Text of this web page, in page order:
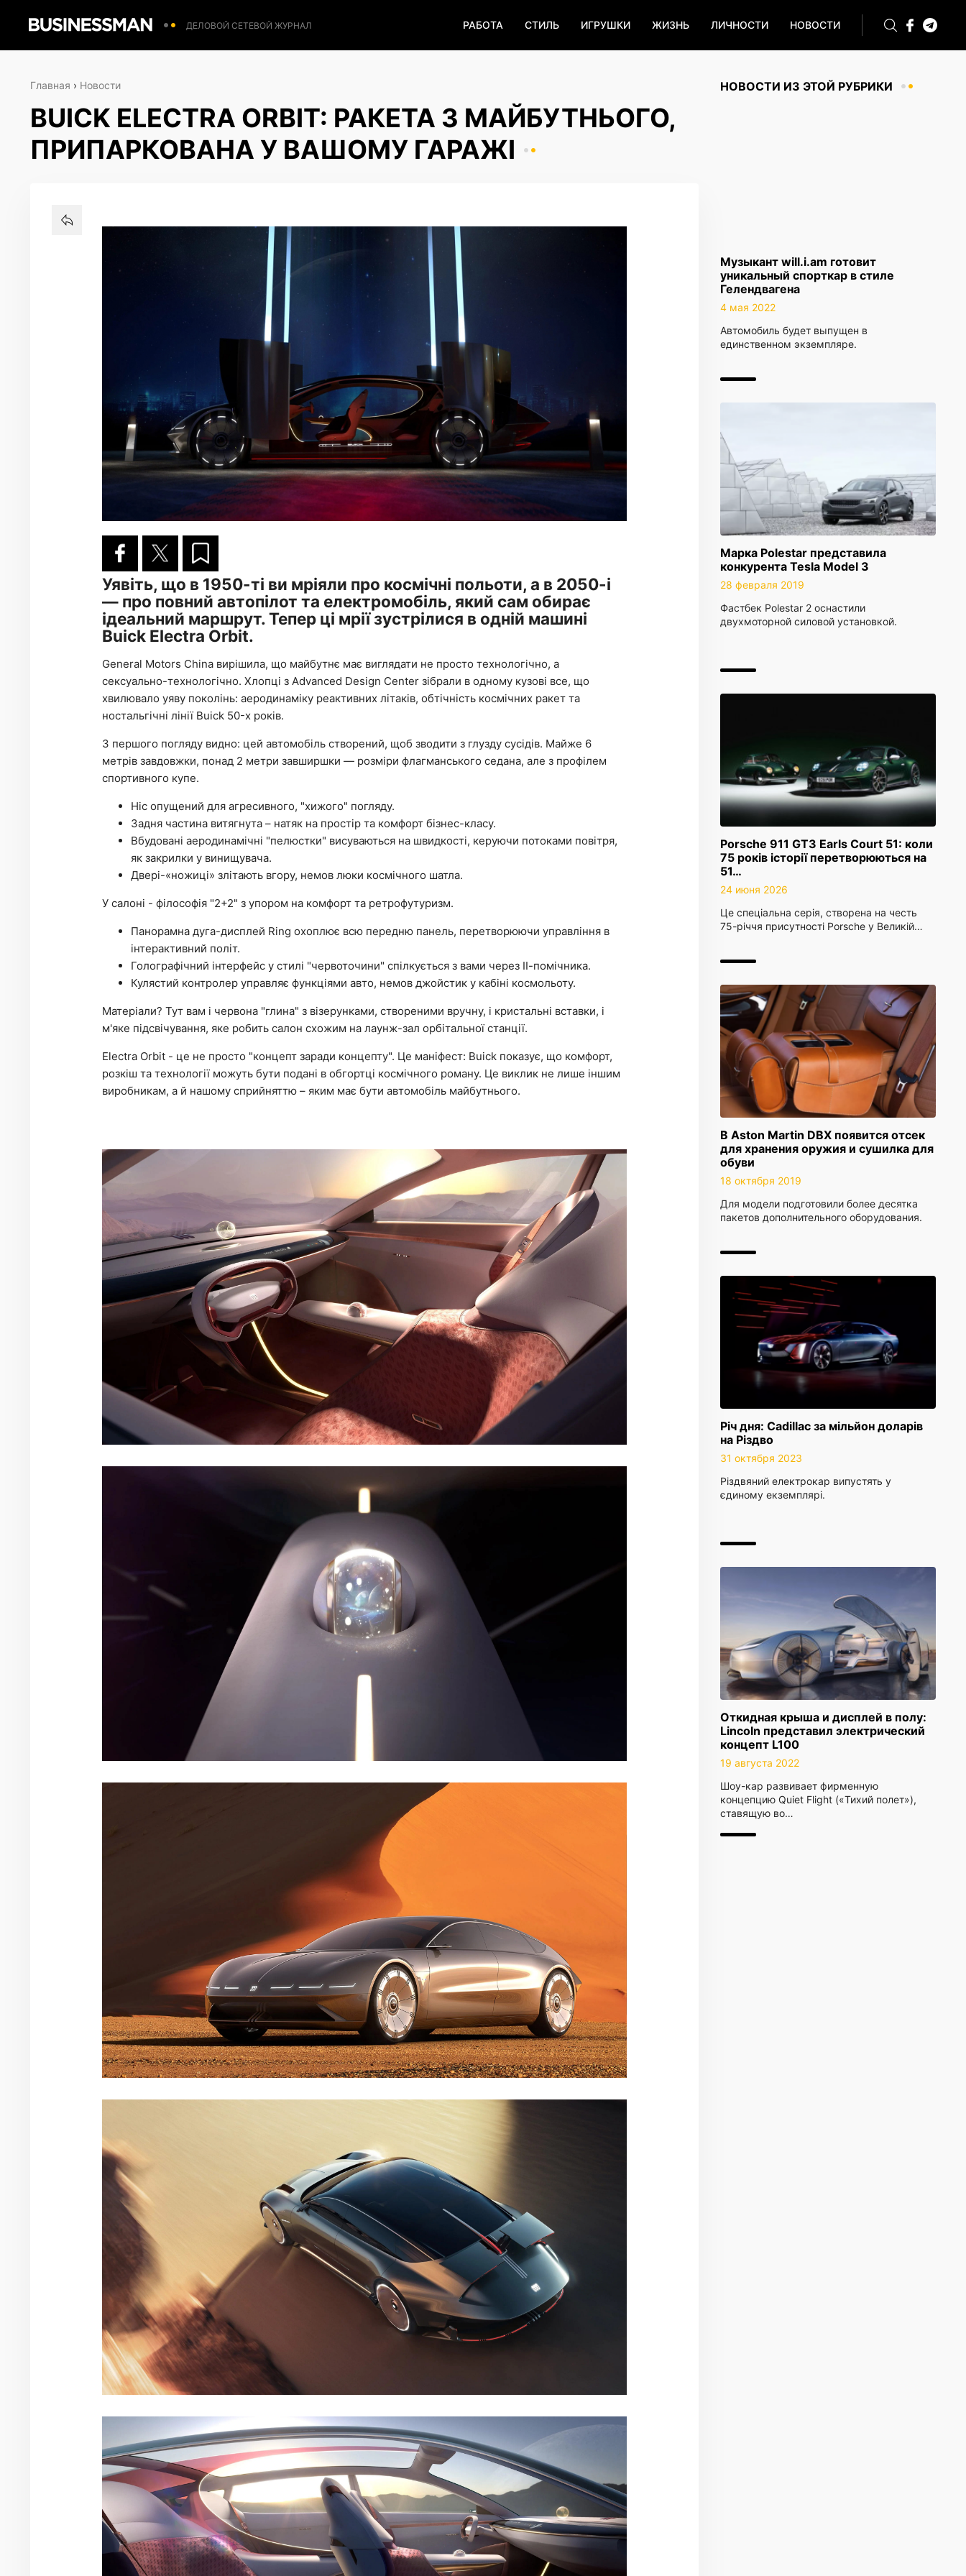
ДЕЛОВОЙ СЕТЕВОЙ ЖУРНАЛ РАБОТА СТИЛЬ ИГРУШКИ ЖИЗНЬ ЛИЧНОСТИ НОВОСТИ
НОВОСТИ ИЗ ЭТОЙ РУБРИКИ
Музыкант will.i.am готовит
уникальный спорткар в стиле
Гелендвагена
4 мая 2022
Автомобиль будет выпущен в
единственном экземпляре.
Марка Polestar представила
конкурента Tesla Model 3
28 февраля 2019
Фастбек Polestar 2 оснастили
двухмоторной силовой установкой.
Porsche 911 GT3 Earls Court 51: коли
75 років історії перетворюються на
51…
24 июня 2026
Це спеціальна серія, створена на честь
75-річчя присутності Porsche у Великій…
В Aston Martin DBX появится отсек
для хранения оружия и сушилка для
обуви
18 октября 2019
Для модели подготовили более десятка
пакетов дополнительного оборудования.
Річ дня: Cadillac за мільйон доларів
на Різдво
31 октября 2023
Різдвяний електрокар випустять у
єдиному екземплярі.
Откидная крыша и дисплей в полу:
Lincoln представил электрический
концепт L100
19 августа 2022
Шоу-кар развивает фирменную
концепцию Quiet Flight («Тихий полет»),
ставящую во…
Главная › Новости
BUICK ELECTRA ORBIT: РАКЕТА З МАЙБУТНЬОГО,
ПРИПАРКОВАНА У ВАШОМУ ГАРАЖІ
Уявіть, що в 1950-ті ви мріяли про космічні польоти, а в 2050-і
— про повний автопілот та електромобіль, який сам обирає
ідеальний маршрут. Тепер ці мрії зустрілися в одній машині
Buick Electra Orbit.
General Motors China вирішила, що майбутнє має виглядати не просто технологічно, а
сексуально-технологічно. Хлопці з Advanced Design Center зібрали в одному кузові все, що
хвилювало уяву поколінь: аеродинаміку реактивних літаків, обтічність космічних ракет та
ностальгічні лінії Buick 50-х років.
З першого погляду видно: цей автомобіль створений, щоб зводити з глузду сусідів. Майже 6
метрів завдовжки, понад 2 метри завширшки — розміри флагманського седана, але з профілем
спортивного купе.
Ніс опущений для агресивного, "хижого" погляду.
Задня частина витягнута – натяк на простір та комфорт бізнес-класу.
Вбудовані аеродинамічні "пелюстки" висуваються на швидкості, керуючи потоками повітря,
як закрилки у винищувача.
Двері-«ножиці» злітають вгору, немов люки космічного шатла.
У салоні - філософія "2+2" з упором на комфорт та ретрофутуризм.
Панорамна дуга-дисплей Ring охоплює всю передню панель, перетворюючи управління в
інтерактивний політ.
Голографічний інтерфейс у стилі "червоточини" спілкується з вами через ІІ-помічника.
Кулястий контролер управляє функціями авто, немов джойстик у кабіні космольоту.
Матеріали? Тут вам і червона "глина" з візерунками, створеними вручну, і кристальні вставки, і
м'яке підсвічування, яке робить салон схожим на лаунж-зал орбітальної станції.
Electra Orbit - це не просто "концепт заради концепту". Це маніфест: Buick показує, що комфорт,
розкіш та технології можуть бути подані в обгортці космічного роману. Це виклик не лише іншим
виробникам, а й нашому сприйняттю – яким має бути автомобіль майбутнього.